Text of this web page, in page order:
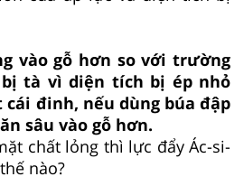
vào gỗ hơn so với trường
tà vì diện tích bị ép nhỏ
cái đinh, nếu dùng búa đập
sâu vào gỗ hơn.
chất lỏng thì lực đẩy Ác-si-
nào?